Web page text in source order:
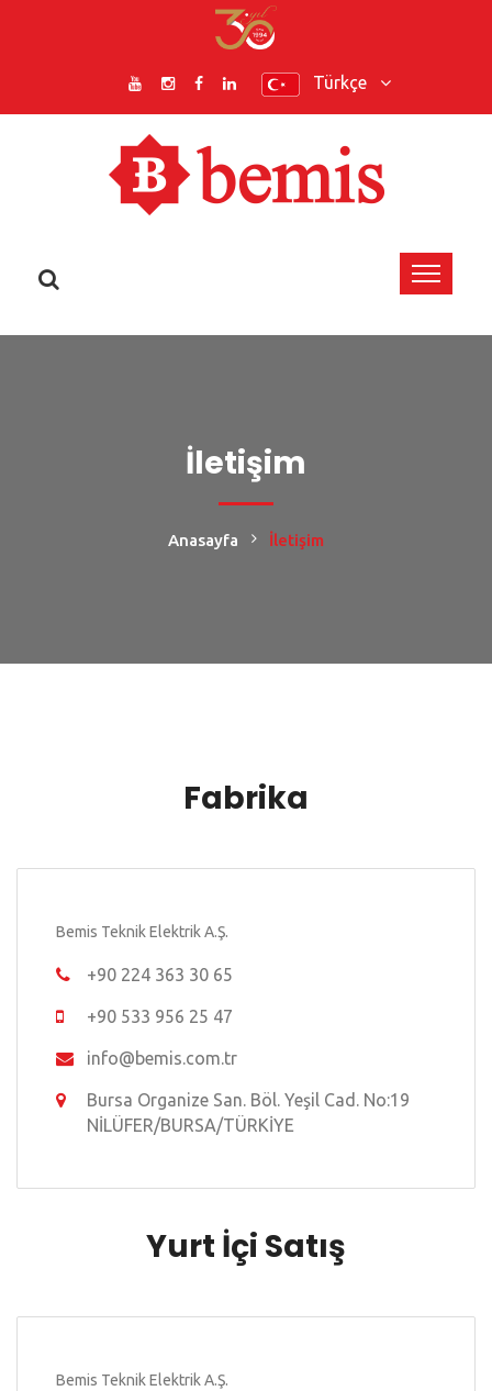
Türkçe
İletişim
Anasayfa İletişim
Fabrika
Bemis Teknik Elektrik A.Ş.
+90 224 363 30 65
+90 533 956 25 47
info@bemis.com.tr
Bursa Organize San. Böl. Yeşil Cad. No:19
NİLÜFER/BURSA/TÜRKİYE
Yurt İçi Satış
Bemis Teknik Elektrik A.Ş.